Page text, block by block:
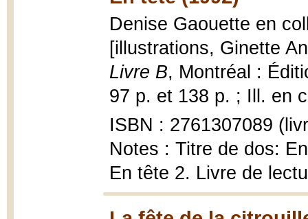
Denise Gaouette en
[illustrations, Ginette
Livre B, Montréal :
97 p. et 138 p. ; Ill. en
ISBN : 2761307089
Notes : Titre de dos:
En tête 2. Livre de